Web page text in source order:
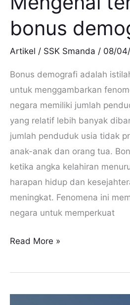
bonus
Artikel / SSK Smanda / 08/
Bonus demografi adalah
untuk menggambarkan
negara memiliki jumlah
yang relatif lebih banyak
jumlah penduduk usia tidak
anak-anak dan orang tua.
ketika angka kelahiran
harapan hidup dan
meningkat. Fenomena ini
negara untuk memperkuat
Read More »